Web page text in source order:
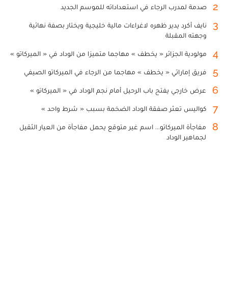
2 صدمة لمدرب الرجاء في استعداداته للموسم الجديد
3
نايف أكرد يدير ظهره لاغراءات مالية خليجية ويختار بصفة نهائية
وجهته المقبلة
4 مولودية الجزائر « يخطف » مهاجما متميزا من الوداد في « الميركاتو »
5 فريق إماراتي « يخطف » مهاجما من الرجاء في الميركاتو الصيفي
6 عرض خارجي يفتح باب الرحيل أمام نجم الوداد في « الميركاتو »
7 كواليس تعثر صفقة الوداد الضخمة بسبب « شرط واحد »
8
مفاجأة الميركاتو... اسم غير متوقع يحمل مفاجأة من العيار الثقيل
لجماهير الوداد